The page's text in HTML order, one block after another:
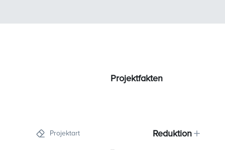
Projektfakten
Projektart Reduktion